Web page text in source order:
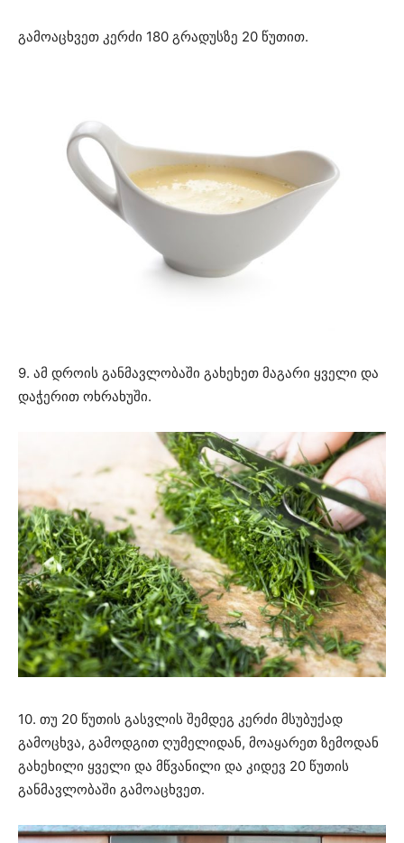
გამოაცხვეთ კერძი 180 გრადუსზე 20 წუთით.
9. ამ დროის განმავლობაში გახეხეთ მაგარი ყველი და
დაჭერით ოხრახუში.
10. თუ 20 წუთის გასვლის შემდეგ კერძი მსუბუქად
გამოცხვა, გამოდგით ღუმელიდან, მოაყარეთ ზემოდან
გახეხილი ყველი და მწვანილი და კიდევ 20 წუთის
განმავლობაში გამოაცხვეთ.